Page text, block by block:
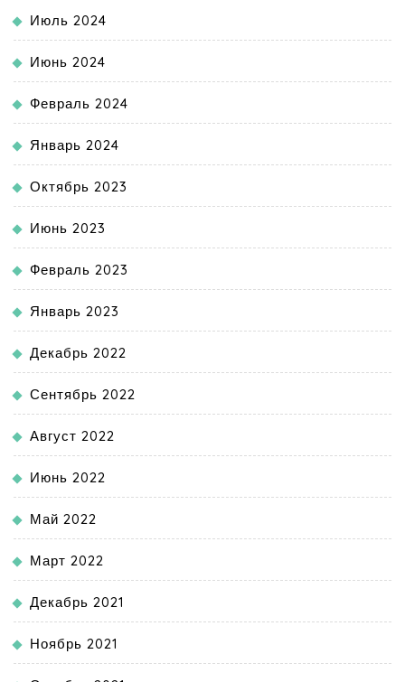
Июль 2024
Июнь 2024
Февраль 2024
Январь 2024
Октябрь 2023
Июнь 2023
Февраль 2023
Январь 2023
Декабрь 2022
Сентябрь 2022
Август 2022
Июнь 2022
Май 2022
Март 2022
Декабрь 2021
Ноябрь 2021